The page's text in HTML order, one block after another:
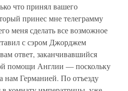
что принял вашего
принес мне телеграмму
меня сделать все возможное
с сэром Джорджем
ответ, заканчивавшийся
помощи Англии — поскольку
нам Германией. По отъезду